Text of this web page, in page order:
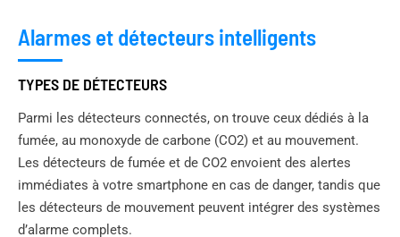
Alarmes et détecteurs intelligents
TYPES DE DÉTECTEURS
Parmi les détecteurs connectés, on trouve ceux dédiés à la
fumée, au monoxyde de carbone (CO2) et au mouvement.
Les détecteurs de fumée et de CO2 envoient des alertes
immédiates à votre smartphone en cas de danger, tandis que
les détecteurs de mouvement peuvent intégrer des systèmes
d’alarme complets.